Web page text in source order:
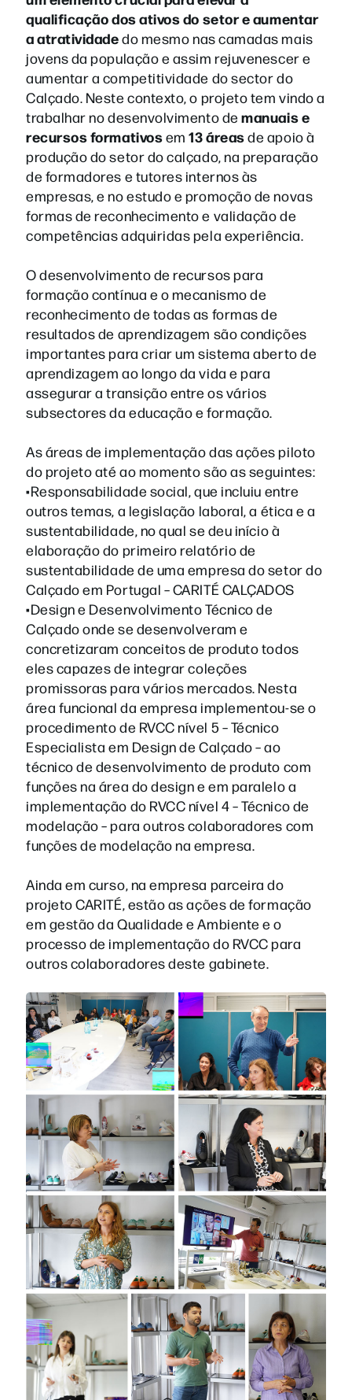
qualificação dos ativos do setor e aumentar
a atratividadedo mesmo nas camadas mais
jovens da população e assim rejuvenescer e
aumentar a competitividade do sector do
Calçado. Neste contexto, o projeto tem vindo a
trabalhar no desenvolvimento de manuais e
recursos formativosem 13 áreasde apoio à
produção do setor do calçado, na preparação
de formadores e tutores internos às
empresas, e no estudo e promoção de novas
formas de reconhecimento e validação de
competências adquiridas pela experiência.
O desenvolvimento de recursos para
formação contínua e o mecanismo de
reconhecimento de todas as formas de
resultados de aprendizagem são condições
importantes para criar um sistema aberto de
aprendizagem ao longo da vida e para
assegurar a transição entre os vários
subsectores da educação e formação.
As áreas de implementação das ações piloto
do projeto até ao momento são as seguintes:
•Responsabilidade social, que incluiu entre
outros temas, a legislação laboral, a ética e a
sustentabilidade, no qual se deu início à
elaboração do primeiro relatório de
sustentabilidade de uma empresa do setor do
Calçado em Portugal – CARITÉ CALÇADOS
•Design e Desenvolvimento Técnico de
Calçado onde se desenvolveram e
concretizaram conceitos de produto todos
eles capazes de integrar coleções
promissoras para vários mercados. Nesta
área funcional da empresa implementou-se o
procedimento de RVCC nível 5 – Técnico
Especialista em Design de Calçado – ao
técnico de desenvolvimento de produto com
funções na área do design e em paralelo a
implementação do RVCC nível 4 – Técnico de
modelação – para outros colaboradores com
funções de modelação na empresa.
Ainda em curso, na empresa parceira do
projeto CARITÉ, estão as ações de formação
em gestão da Qualidade e Ambiente e o
processo de implementação do RVCC para
outros colaboradores deste gabinete.